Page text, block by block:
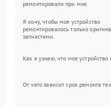
ремонтировали при мне.
Я хочу, чтобы мое устройство
ремонтировалось только
запчастями.
Как я узнаю, что мое устройство
От чего зависит срок ремонта